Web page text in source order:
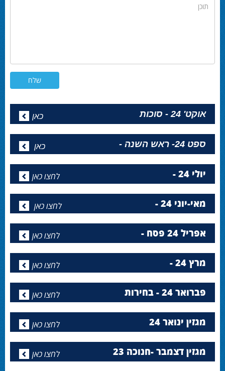
תוכן
אוקט' 24 - סוכות כאן
ספט 24- ראש השנה - כאן
יולי 24 - לחצו כאן
מאי-יוני 24 - לחצו כאן
אפריל 24 פסח - לחצו כאן
מרץ 24 - לחצו כאן
פברואר 24 - בחירות לחצו כאן
מגזין ינואר 24 לחצו כאן
מגזין דצמבר -חנוכה 23 לחצו כאן